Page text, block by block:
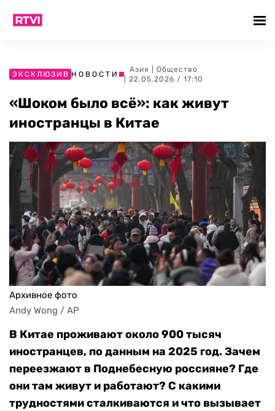
ЭКСКЛЮЗИВ НОВОСТИ
Азия
Общество
| 22.05.2026 / 17:10
«Шоком было всё»: как живут
иностранцы в Китае
Архивное фото
Andy Wong / AP
В Китае проживают около 900 тысяч
иностранцев, по данным на 2025 год. Зачем
переезжают в Поднебесную россияне? Где
они там живут и работают? С какими
трудностями сталкиваются и что вызывает